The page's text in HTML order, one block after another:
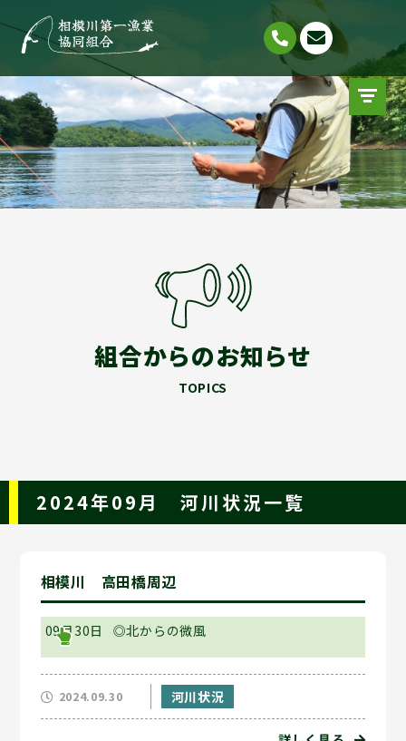
組合からのお知らせ
TOPICS
2024年09月 河川状況一覧
相模川 高田橋周辺
09月30日 ◎北からの微風
2024.09.30 河川状況